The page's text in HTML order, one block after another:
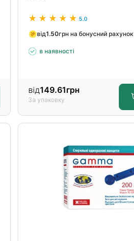
5.0
від1.50грн на бонусний рахунок
в наявності
від149.61грн
За упаковку